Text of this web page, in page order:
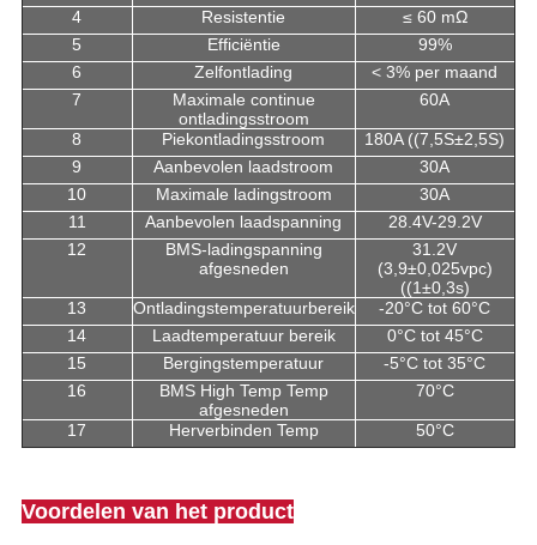
4
Resistentie
≤ 60 mΩ
5
Efficiëntie
99%
6
Zelfontlading
< 3% per maand
7
Maximale continue
ontladingsstroom
60A
8 Piekontladingsstroom
180A ((7,5S±2,5S)
9
Aanbevolen laadstroom
30A
10
Maximale ladingstroom
30A
11
Aanbevolen laadspanning
28.4V-29.2V
12
BMS-ladingspanning
afgesneden
31.2V
(3,9±0,025vpc)
((1±0,3s)
13
Ontladingstemperatuurbereik
-20°C tot 60°C
14
Laadtemperatuur bereik
0°C tot 45°C
15
Bergingstemperatuur
-5°C tot 35°C
16
BMS High Temp Temp
afgesneden
70°C
17 Herverbinden Temp 50°C
Voordelen van het product